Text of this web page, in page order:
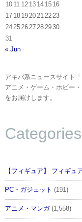
■住所：東京都千代
■営業：10時～19時
■定休：日曜日、祝
■電話：0120-417-
■Twitter：
10 11 12 13 14 15 16
17 18 19 20 21 22 23
24 25 26 27 28 2930
31
« Jun
アキバ系ニュースサイト
アニメ・ゲーム・ホビー
をお届けします。
Categories
【フィギュア】 フィギュ
PC・ガジェット (191)
アニメ・マンガ(1,558)